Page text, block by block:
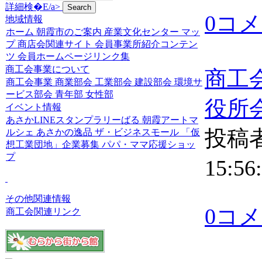
詳細検�E/a>
地域情報
ホーム 朝霞市のご案内 産業文化センター マッ
プ 商店会関連サイト 会員事業所紹介コンテン
ツ 会員ホームページリンク集
商工会事業について
商工会事業 商業部会 工業部会 建設部会 環境サ
ービス部会 青年部 女性部
イベント情報
あさかLINEスタンプラリーばる 朝霞アートマ
ルシェ あさかの逸品 ザ・ビジネスモール
「仮
想工業団地」企業募集 パパ・ママ応援ショッ
プ
その他関連情報
商工会関連リンク
0コ
商工
役所
投稿
0コ